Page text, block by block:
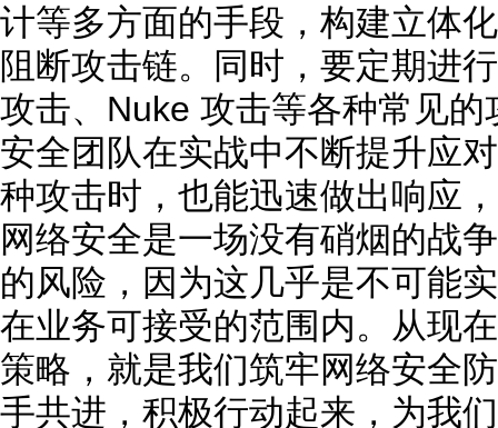
计等多方面的手段，构建立体
阻断攻击链。同时，要定期进
攻击、Nuke 攻击等各种常见
安全团队在实战中不断提升应
种攻击时，也能迅速做出响应
网络安全是一场没有硝烟的战
的风险，因为这几乎是不可能
在业务可接受的范围内。从现
策略，就是我们筑牢网络安全
手共进，积极行动起来，为我